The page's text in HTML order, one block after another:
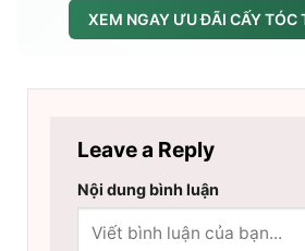
XEM NGAY ƯU ĐÃI CẤY TÓC
Leave a Reply
Nội dung bình luận